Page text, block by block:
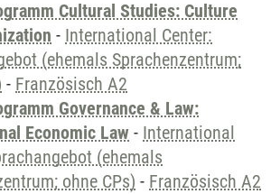
Cultural Studies: Culture
- International Center:
(ehemals Sprachenzentrum;
- Französisch A2
Governance & Law:
Economic Law - International
(ehemals
ohne CPs) - Französisch A2